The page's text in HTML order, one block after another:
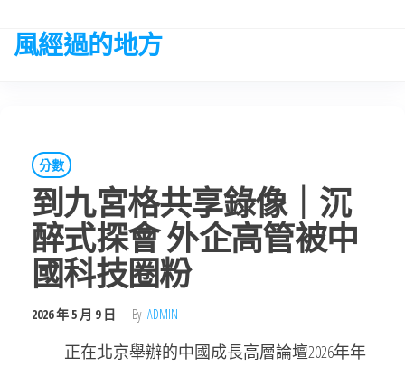
the
風經過的地方
分數
到九宮格共享錄像｜沉
醉式探會 外企高管被中
國科技圈粉
2026 年 5 月 9 日 By ADMIN
正在北京舉辦的中國成長高層論壇2026年年